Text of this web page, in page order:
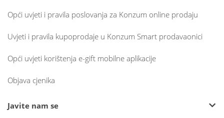
Opći uvjeti i pravila poslovanja za Konzum online prodaju
Uvjeti i pravila kupoprodaje u Konzum Smart prodavaonici
Opći uvjeti korištenja e-gift mobilne aplikacije
Objava cjenika
Javite nam se